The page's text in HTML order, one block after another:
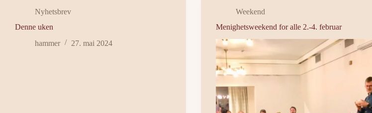
Nyhetsbrev
Denne uken
hammer
27. mai 2024
Weekend
Menighetsweekend for alle 2.-4. februar